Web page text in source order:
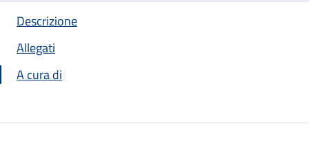
Descrizione
Allegati
A cura di